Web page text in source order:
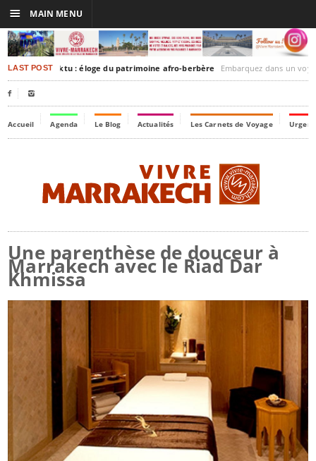
LAST POST
Timbuktu : éloge du patrimoine afro-berbère Embarquez dans un voyage culturel dans le
 
Accueil Agenda Le Blog Actualités Les Carnets de Voyage
Une parenthèse de douceur à
Marrakech avec le Riad Dar
Khmissa
☰ MAIN MENU